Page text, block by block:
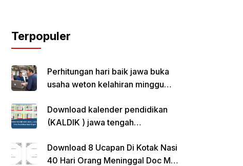
Terpopuler
Perhitungan hari baik jawa buka
usaha weton kelahiran minggu
Download kalender pendidikan
(KALDIK ) jawa tengah
Download 8 Ucapan Di Kotak Nasi
40 Hari Orang Meninggal Doc Ms.